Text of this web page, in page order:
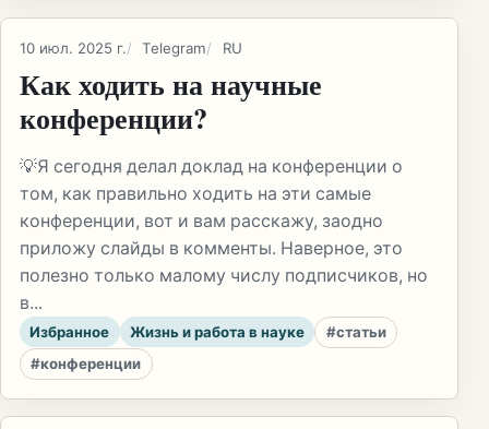
10 июл. 2025 г. Telegram RU
Как ходить на научные
конференции?
💡Я сегодня делал доклад на конференции о
том, как правильно ходить на эти самые
конференции, вот и вам расскажу, заодно
приложу слайды в комменты. Наверное, это
полезно только малому числу подписчиков, но
в...
Избранное Жизнь и работа в науке
#статьи
#конференции